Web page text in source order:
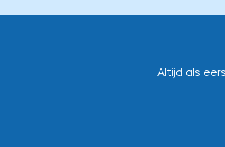
Altijd als